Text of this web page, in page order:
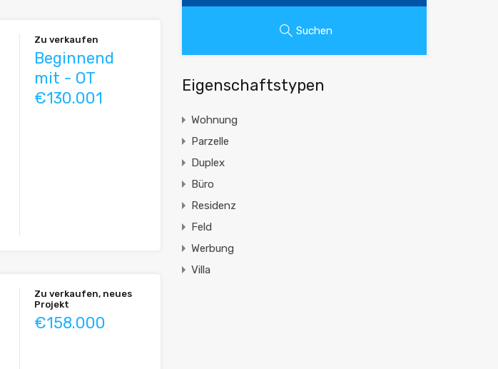
Zu verkaufen
Beginnend
mit - OT
€130.001
Zu verkaufen, neues
Projekt
€158.000
Suchen
Eigenschaftstypen
Wohnung
Parzelle
Duplex
Büro
Residenz
Feld
Werbung
Villa